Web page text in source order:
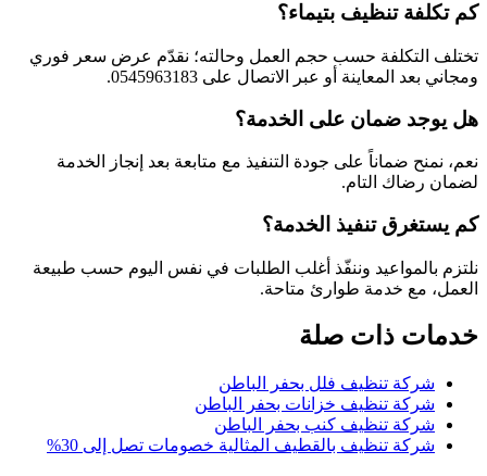
كم تكلفة تنظيف بتيماء؟
تختلف التكلفة حسب حجم العمل وحالته؛ نقدّم عرض سعر فوري
ومجاني بعد المعاينة أو عبر الاتصال على 0545963183.
هل يوجد ضمان على الخدمة؟
نعم، نمنح ضماناً على جودة التنفيذ مع متابعة بعد إنجاز الخدمة
لضمان رضاك التام.
كم يستغرق تنفيذ الخدمة؟
نلتزم بالمواعيد وننفّذ أغلب الطلبات في نفس اليوم حسب طبيعة
العمل، مع خدمة طوارئ متاحة.
خدمات ذات صلة
شركة تنظيف فلل بحفر الباطن
شركة تنظيف خزانات بحفر الباطن
شركة تنظيف كنب بحفر الباطن
شركة تنظيف بالقطيف المثالية خصومات تصل إلى 30%